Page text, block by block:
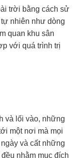
trời bằng cách sử
nhiên như dòng
quan khu sân
với quá trình trị
và lối vào, những
một nơi mà mọi
và cất những
nhằm mục đích